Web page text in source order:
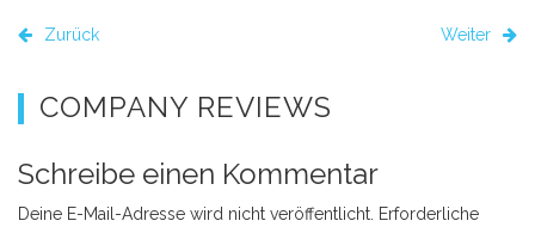
Zurück Weiter
COMPANY REVIEWS
Schreibe einen Kommentar
Deine E-Mail-Adresse wird nicht veröffentlicht. Erforderliche